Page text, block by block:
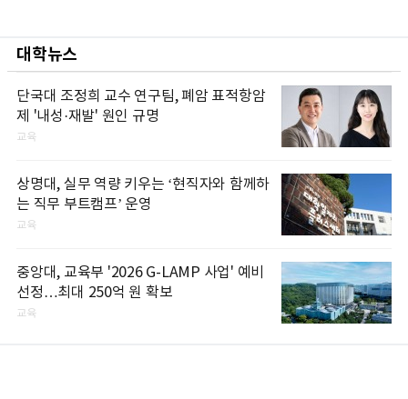
대학뉴스
단국대 조정희 교수 연구팀, 폐암 표적항암
제 '내성·재발' 원인 규명
교육
상명대, 실무 역량 키우는 ‘현직자와 함께하
는 직무 부트캠프’ 운영
교육
중앙대, 교육부 '2026 G-LAMP 사업' 예비
선정…최대 250억 원 확보
교육